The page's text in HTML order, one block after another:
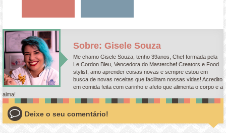
Sobre: Gisele Souza
Me chamo Gisele Souza, tenho 39anos, Chef formada pela
Le Cordon Bleu, Vencedora do Masterchef Creators e Food
stylist, amo aprender coisas novas e sempre estou em
busca de novas receitas que facilitam nossas vidas! Acredito
em comida feita com carinho e afeto que alimenta o corpo e a
alma!
Deixe o seu comentário!